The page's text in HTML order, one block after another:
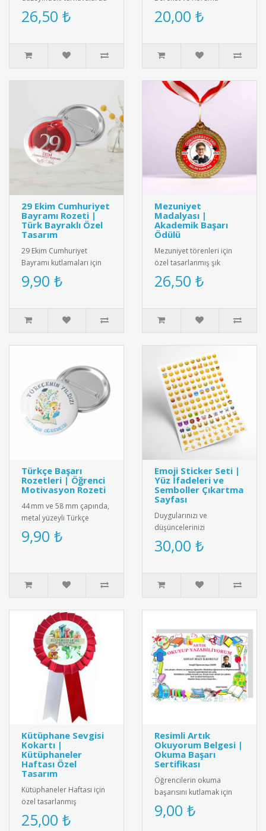
dereceye giren katılımcılar
için özel tasarlanmış mad..
26,50 ₺
Sembolü: Fatma Ana Eli
Tasarımlı Açacaklı
20,00 ₺
29 Ekim Cumhuriyet
Bayramı Rozeti |
Türk Bayraklı Özel
Tasarım
29 Ekim Cumhuriyet
Bayramı kutlamaları için
özel tasarım Türk bayraklı
metal rozet. Yüksek kaliteli
9,90 ₺
Mezuniyet
Madalyası |
Akademik Başarı
Ödülü
Mezuniyet törenleri için
özel tasarlanmış şık
madalya. Akademik
başarıyı simgeleyen
26,50 ₺
Türkçe Başarı
Rozetleri | Öğrenci
Motivasyon Rozeti
44 mm ve 58 mm çapında,
metal yüzeyli Türkçe
üzerine baskılı başarı
rozeti. Öğrencilerin
9,90 ₺
Emoji Sticker Seti |
Yüz İfadeleri ve
Semboller Çıkartma
Sayfası
Duygularınızı ve
düşüncelerinizi
yansıtmanın en eğlenceli
yolu! Yüzlerce farklı yüz
30,00 ₺
Kütüphane Sevgisi
Kokartı |
Kütüphaneler
Haftası Özel
Tasarım
Kütüphaneler Haftası için
özel tasarlanmış
"Kütüphane Sevgisi" yazılı
şık kokart. Öğrencilere,
25,00 ₺
Resimli Artık
Okuyorum Belgesi |
Okuma Başarı
Sertifikası
Öğrencilerin okuma
başarısını kutlamak için
özel tasarlanmış resimli
"Artık Okuyorum" belgesi.
9,00 ₺